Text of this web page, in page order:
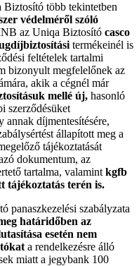
Biztosító több tekintetben
védelméről szóló
az Uniqa Biztosító casco
termékeinél is
feltételek tartalmi
bizonyult megfelelőnek az
akik a cégnél már
mellé új, hasonló
szerződésüket
annak díjmentesítésére,
állapított meg a
tájékoztatását
dokumentum, az
tartalma, valamint kgfb
tájékoztatás terén is.
panaszkezelési szabályzata
határidőben az
esetén nem
a rendelkezésre álló
miatt a jegybank 100